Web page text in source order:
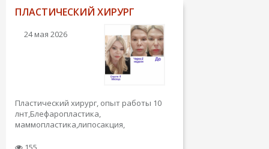
ПЛАСТИЧЕСКИЙ ХИРУРГ
24 мая 2026
Пластический хирург, опыт работы 10
лнт,Блефаропластика,
маммопластика,липосакция,